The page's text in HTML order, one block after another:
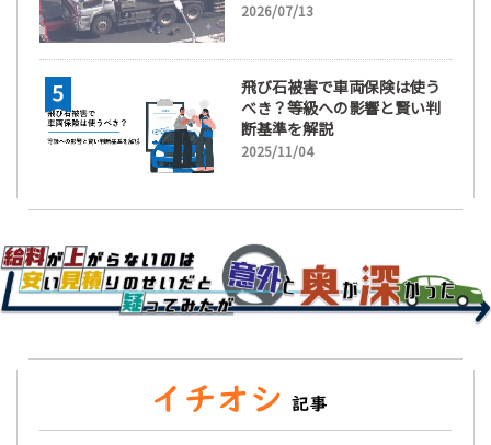
2026/07/13
飛び石被害で車両保険は使う
べき？等級への影響と賢い判
断基準を解説
2025/11/04